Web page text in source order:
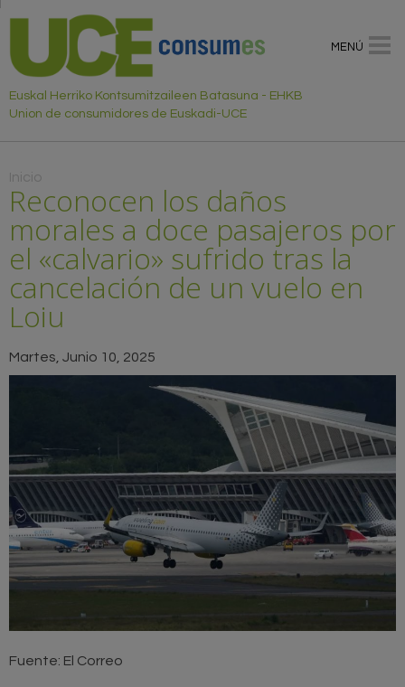
Euskal Herriko Kontsumitzaileen Batasuna - EHKB
Union de consumidores de Euskadi-UCE
Usted está aquí
Inicio
Reconocen los daños
morales a doce pasajeros por
el «calvario» sufrido tras la
cancelación de un vuelo en
Loiu
Martes, Junio 10, 2025
Fuente: El Correo
MENÚ